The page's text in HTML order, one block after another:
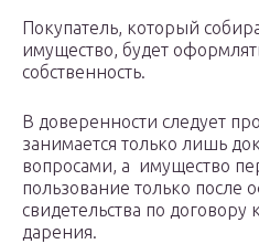
Покупатель, который
имущество, будет
собственность.
В доверенности следует
занимается только лишь
вопросами, а имущество
пользование только после
свидетельства по
дарения.